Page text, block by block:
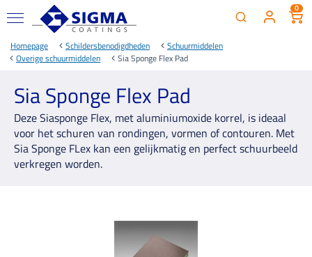
0
Homepage Schildersbenodigdheden
Schuurmiddelen
Overige schuurmiddelen
Sia Sponge Flex Pad
Sia Sponge Flex Pad
Deze Siasponge Flex, met aluminiumoxide korrel, is ideaal
voor het schuren van rondingen, vormen of contouren. Met
Sia Sponge FLex kan een gelijkmatig en perfect schuurbeeld
verkregen worden.